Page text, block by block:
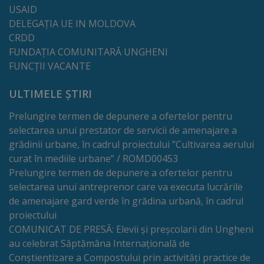
Dispoziții
Regulamente
Consultări
publice
Achiziții
publice
Rezultate/Atribuiri
Planuri/
USAID
DELEGAȚIA UE IN MOLDOVA
CRDD
FUNDAȚIA COMUNITARĂ UNGHENI
FUNCȚII VACANTE
ULTIMELE ȘTIRI
Prelungire termen de depunere a ofertelor pentru
selectarea unui prestator de servicii de amenajare a
grădinii urbane, în cadrul proiectului ”Cultivarea aerului
curat în mediile urbane” / ROMD00453
Prelungire termen de depunere a ofertelor pentru
selectarea unui antreprenor care va executa lucrările
de amenajare gard verde în grădina urbană, în cadrul
proiectului
COMUNICAT DE PRESĂ: Elevii și preșcolarii din Ungheni
au celebrat Săptămâna Internațională de
Conștientizare a Compostului prin activități practice de